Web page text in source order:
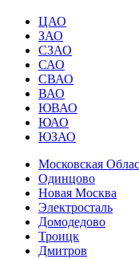
ЦАО
ЗАО
СЗАО
САО
СВАО
ВАО
ЮВАО
ЮАО
ЮЗАО
Московская
Одинцово
Новая Москва
Электросталь
Домодедово
Троицк
Дмитров